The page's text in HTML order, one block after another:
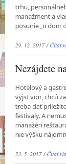
trhu,
manažment a
posunie „o dom
29. 12. 2017 /Čítať
Nezájdete
Hotelový a
vyjsť von, chcú
treba dať
festivaly. A
manažéri
nie výšku
23. 5. 2017 /Čítať